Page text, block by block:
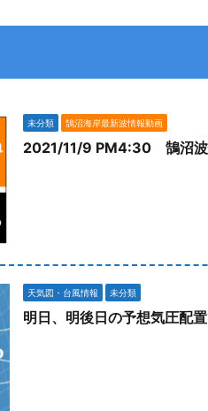
未分類 鵠沼海岸最新波情報動画
2021/11/9 PM4:30 鵠沼波
天気図・台風情報 未分類
明日、明後日の予想気圧配置